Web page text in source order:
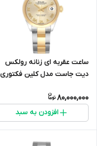
ساعت عقربه ای زنانه رولکس
دیت جاست مدل کلین فکتوری
80,000,000
افزودن به سبد